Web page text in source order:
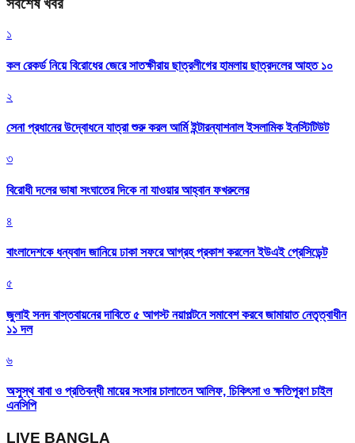
১
কল রেকর্ড নিয়ে বিরোধের জেরে সাতক্ষীরায় ছাত্রলীগের হামলায় ছাত্রদলের আহত ১০
২
সেনা প্রধানের উদ্বোধনে যাত্রা শুরু করল আর্মি ইন্টারন্যাশনাল ইসলামিক ইনস্টিটিউট
৩
বিরোধী দলের ভাষা সংঘাতের দিকে না যাওয়ার আহ্বান ফখরুলের
৪
বাংলাদেশকে ধন্যবাদ জানিয়ে ঢাকা সফরে আগ্রহ প্রকাশ করলেন ইউএই প্রেসিডেন্ট
৫
জুলাই সনদ বাস্তবায়নের দাবিতে ৫ আগস্ট নয়াপল্টনে সমাবেশ করবে জামায়াত নেতৃত্বাধীন
১১ দল
৬
অসুস্থ বাবা ও প্রতিবন্ধী মায়ের সংসার চালাতেন আলিফ, চিকিৎসা ও ক্ষতিপূরণ চাইল
এনসিপি
LIVE BANGLA